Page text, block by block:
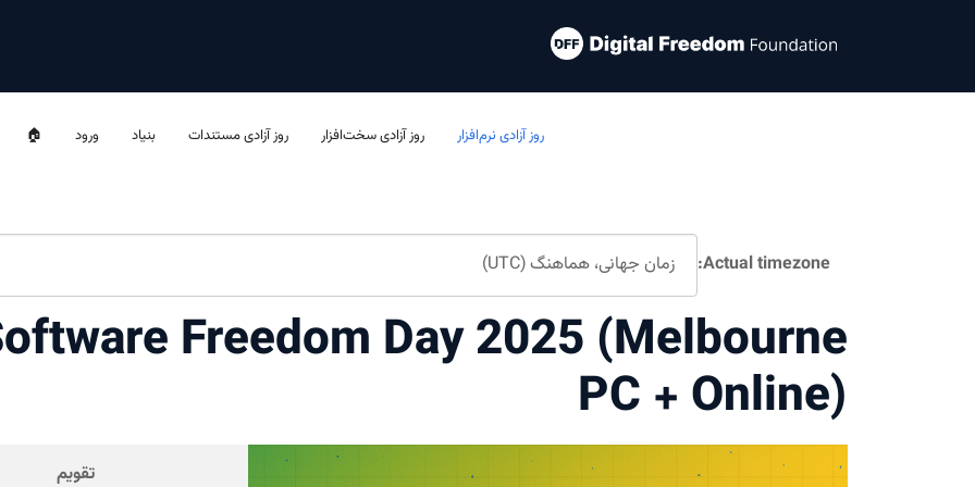
روز آزادی نرم‌افزار روز آزادی سخت‌افزار روز آزادی مستندات بنیاد ورود 🏠
Actual timezone:
Freedom Day 2025 (Melbourne
PC + Online)
تقویم